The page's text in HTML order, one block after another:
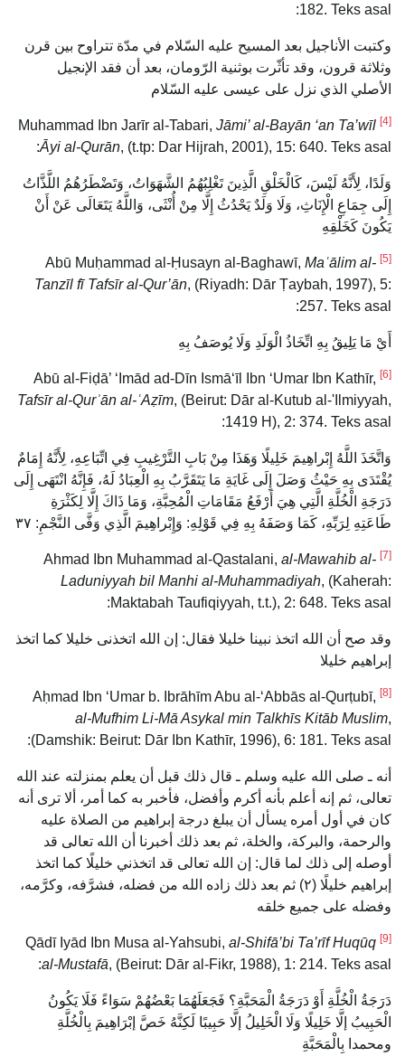
182. Teks asal:
وكتبت الأناجيل بعد المسيح عليه السّلام في مدّة تتراوح بين قرن
وثلاثة قرون، وقد تأثّرت بوثنية الرّومان، بعد أن فقد الإنجيل
الأصلي الذي نزل على عيسى عليه السّلام
[4]
Jāmi’ al-Bayān ‘an Ta’wīl
Āyi al-Qurān, (t.tp: Dar Hijrah, 2001), 15: 640. Teks asal:
وَلَدًا، لِأَنَّهُ لَيْسَ، كَالْخَلْقِ الَّذِينَ تَغْلِبُهُمُ الشَّهَوَاتُ، وَتَضْطَرُهُمُ اللَّذَّاتُ
إِلَى جِمَاعِ الْإِنَاثِ، وَلَا وَلَدٌ يَحْدُثُ إِلَّا مِنْ أُنْثَى، وَاللَّهُ يَتَعَالَى عَنْ أَنْ
يَكُونَ كَخَلْقِهِ
[5]
Maʿālim al-
Tanzīl fī Tafsīr al-Qur’ān, (Riyadh: Dār Ṭaybah, 1997), 5:
257. Teks asal:
أَيْ مَا يَلِيقُ بِهِ اتِّخَاذُ الْوَلَدِ وَلَا يُوصَفُ بِهِ
[6]
Abū al-Fiḍā’ ‘Imād ad-Dīn Ismā‘īl Ibn ‘Umar Ibn Kathīr,
Tafsīr al-Qurʾān al-ʿAẓīm, (Beirut: Dār al-Kutub al-'Ilmiyyah,
1419 H), 2: 374. Teks asal:
وَاتَّخَذَ اللَّهُ إِبْراهِيمَ خَلِيلًا وَهَذَا مِنْ بَابِ التَّرْغِيبِ فِي اتِّبَاعِهِ، لِأَنَّهُ إِمَامٌ
يُقْتَدَى بِهِ حَيْثُ وَصَلَ إِلَى غَايَةِ مَا يَتَقَرَّبُ بِهِ الْعِبَادُ لَهُ، فَإِنَّهُ انْتَهَى إِلَى
دَرَجَةِ الْخُلَّةِ الَّتِي هِيَ أَرْفَعُ مَقَامَاتِ الْمُحِبَّةِ، وَمَا ذَاكَ إِلَّا لِكَثْرَةِ
طَاعَتِهِ لِرَبِّهِ، كَمَا وَصَفَهُ بِهِ فِي قَوْلِهِ: وَإِبْراهِيمَ الَّذِي وَفَّى النَّجْمِ: ٣٧
[7]
al-Mawahib al-
Laduniyyah bil Manhi al-Muhammadiyah, (Kaherah:
Maktabah Taufiqiyyah, t.t.), 2: 648. Teks asal:
وقد صح أن الله اتخذ نبينا خليلا فقال: إن الله اتخذنى خليلا كما اتخذ
إبراهيم خليلا
[8]
al-Mufhim Li-Mā Asykal min Talkhīs Kitāb Muslim,
(Damshik: Beirut: Dār Ibn Kathīr, 1996), 6: 181. Teks asal:
أنه ـ صلى الله عليه وسلم ـ قال ذلك قبل أن يعلم بمنزلته عند الله
تعالى، ثم إنه أعلم بأنه أكرم وأفضل، فأخبر به كما أمر، ألا ترى أنه
كان في أول أمره يسأل أن يبلغ درجة إبراهيم من الصلاة عليه
والرحمة، والبركة، والخلة، ثم بعد ذلك أخبرنا أن الله تعالى قد
أوصله إلى ذلك لما قال: إن الله تعالى قد اتخذني خليلًا كما اتخذ
إبراهيم خليلًا (٢) ثم بعد ذلك زاده الله من فضله، فشرَّفه، وكرَّمه،
وفضله على جميع خلقه
[9]
al-Shifā’bi Ta’rīf Huqūq
al-Mustafā, (Beirut: Dār al-Fikr, 1988), 1: 214. Teks asal:
دَرَجَةُ الْخُلَّةِ أَوْ دَرَجَةُ الْمَحَبَّةِ؟ فَجَعَلَهُمَا بَعْضُهُمْ سَوَاءً فَلَا يَكُونُ
الْحَبِيبُ إلَّا خَلِيلًا وَلَا الْخَلِيلُ إلَّا حَبِيبًا لَكِنَّهُ خَصَّ إبْرَاهِيمَ بِالْخُلَّةِ
ومحمدا بِالْمَحَبَّةِ